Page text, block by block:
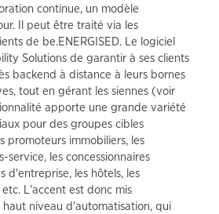
continue, un modèle
Il peut être traité via les
de be.ENERGISED. Le logiciel
Solutions de garantir à ses clients
backend à distance à leurs bornes
tout en gérant les siennes (voir
apporte une grande variété
pour des groupes cibles
promoteurs immobiliers, les
service, les concessionnaires
d'entreprise, les hôtels, les
L'accent est donc mis
niveau d'automatisation, qui